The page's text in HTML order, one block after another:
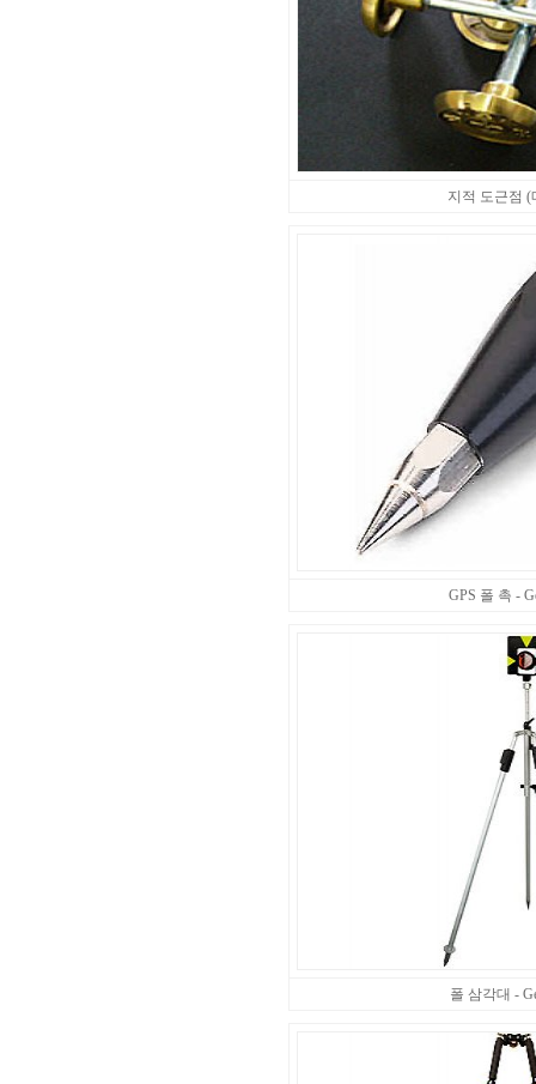
지적 도근점 (
GPS 폴 촉 -
폴 삼각대 -